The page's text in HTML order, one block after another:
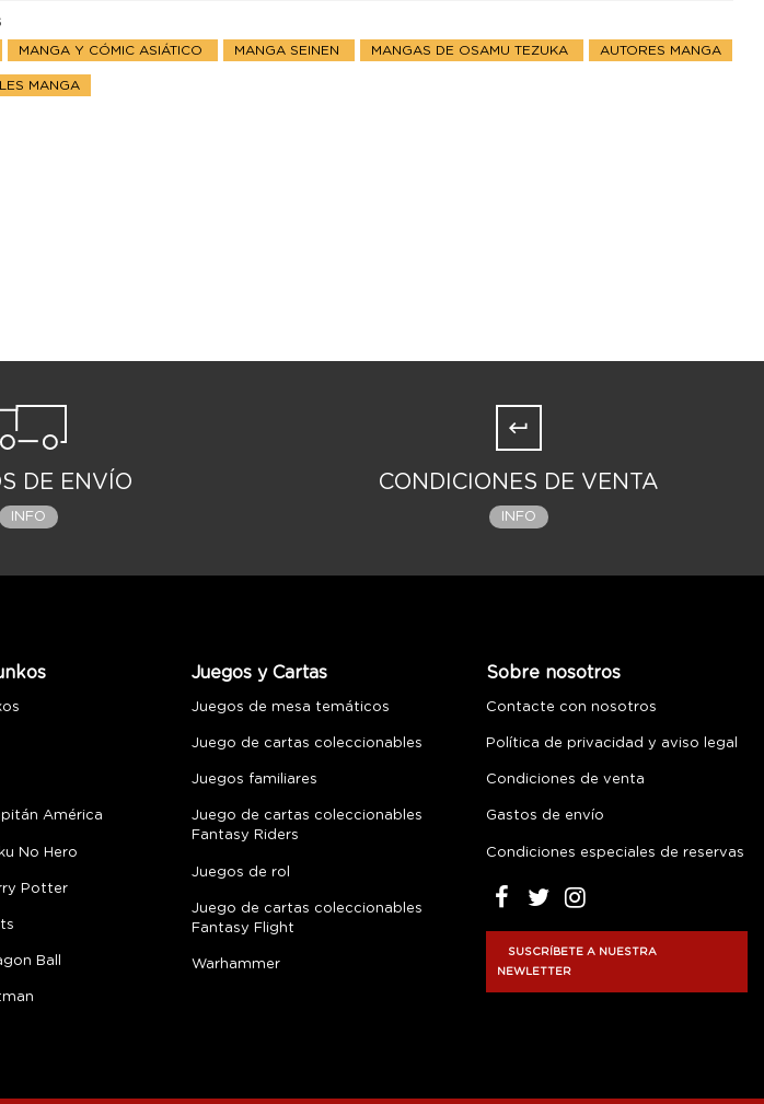
MANGA Y CÓMIC ASIÁTICO MANGA SEINEN MANGAS DE OSAMU TEZUKA AUTORES MANGA
MANGA
DE ENVÍO
INFO
CONDICIONES DE VENTA
INFO
América
No Hero
Potter
Ball
Juegos y Cartas
Juegos de mesa temáticos
Juego de cartas coleccionables
Juegos familiares
Juego de cartas coleccionables
Fantasy Riders
Juegos de rol
Juego de cartas coleccionables
Fantasy Flight
Warhammer
Sobre nosotros
Contacte con nosotros
Política de privacidad y aviso legal
Condiciones de venta
Gastos de envío
Condiciones especiales de reservas
SUSCRÍBETE A NUESTRA
NEWLETTER